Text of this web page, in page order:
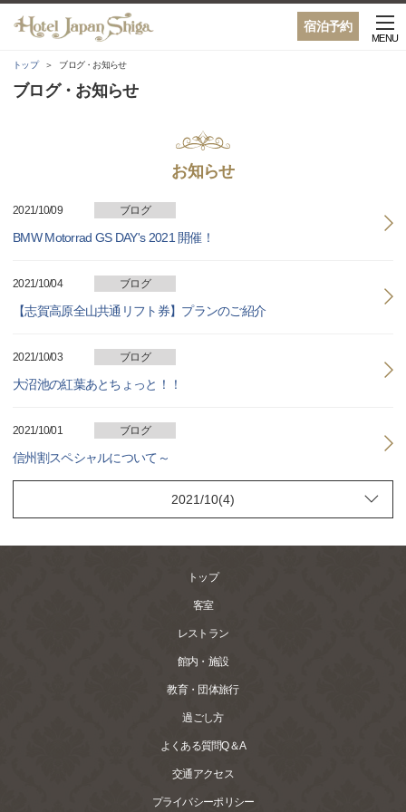
宿泊予約
MENU
トップ ブログ・お知らせ
ブログ・お知らせ
お知らせ
2021/10/09 ブログ
BMW Motorrad GS DAY's 2021 開催！
2021/10/04 ブログ
【志賀高原全山共通リフト券】プランのご紹介
2021/10/03 ブログ
大沼池の紅葉あとちょっと！！
2021/10/01 ブログ
信州割スペシャルについて～
トップ
客室
レストラン
館内・施設
教育・団体旅行
過ごし方
よくある質問Q＆A
交通アクセス
プライバシーポリシー